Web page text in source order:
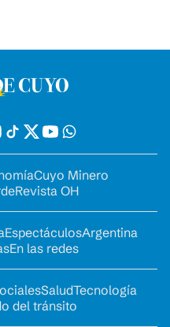
Cuyo Minero
Revista OH
EspectáculosArgentina
En las redes
SaludTecnología
del tránsito